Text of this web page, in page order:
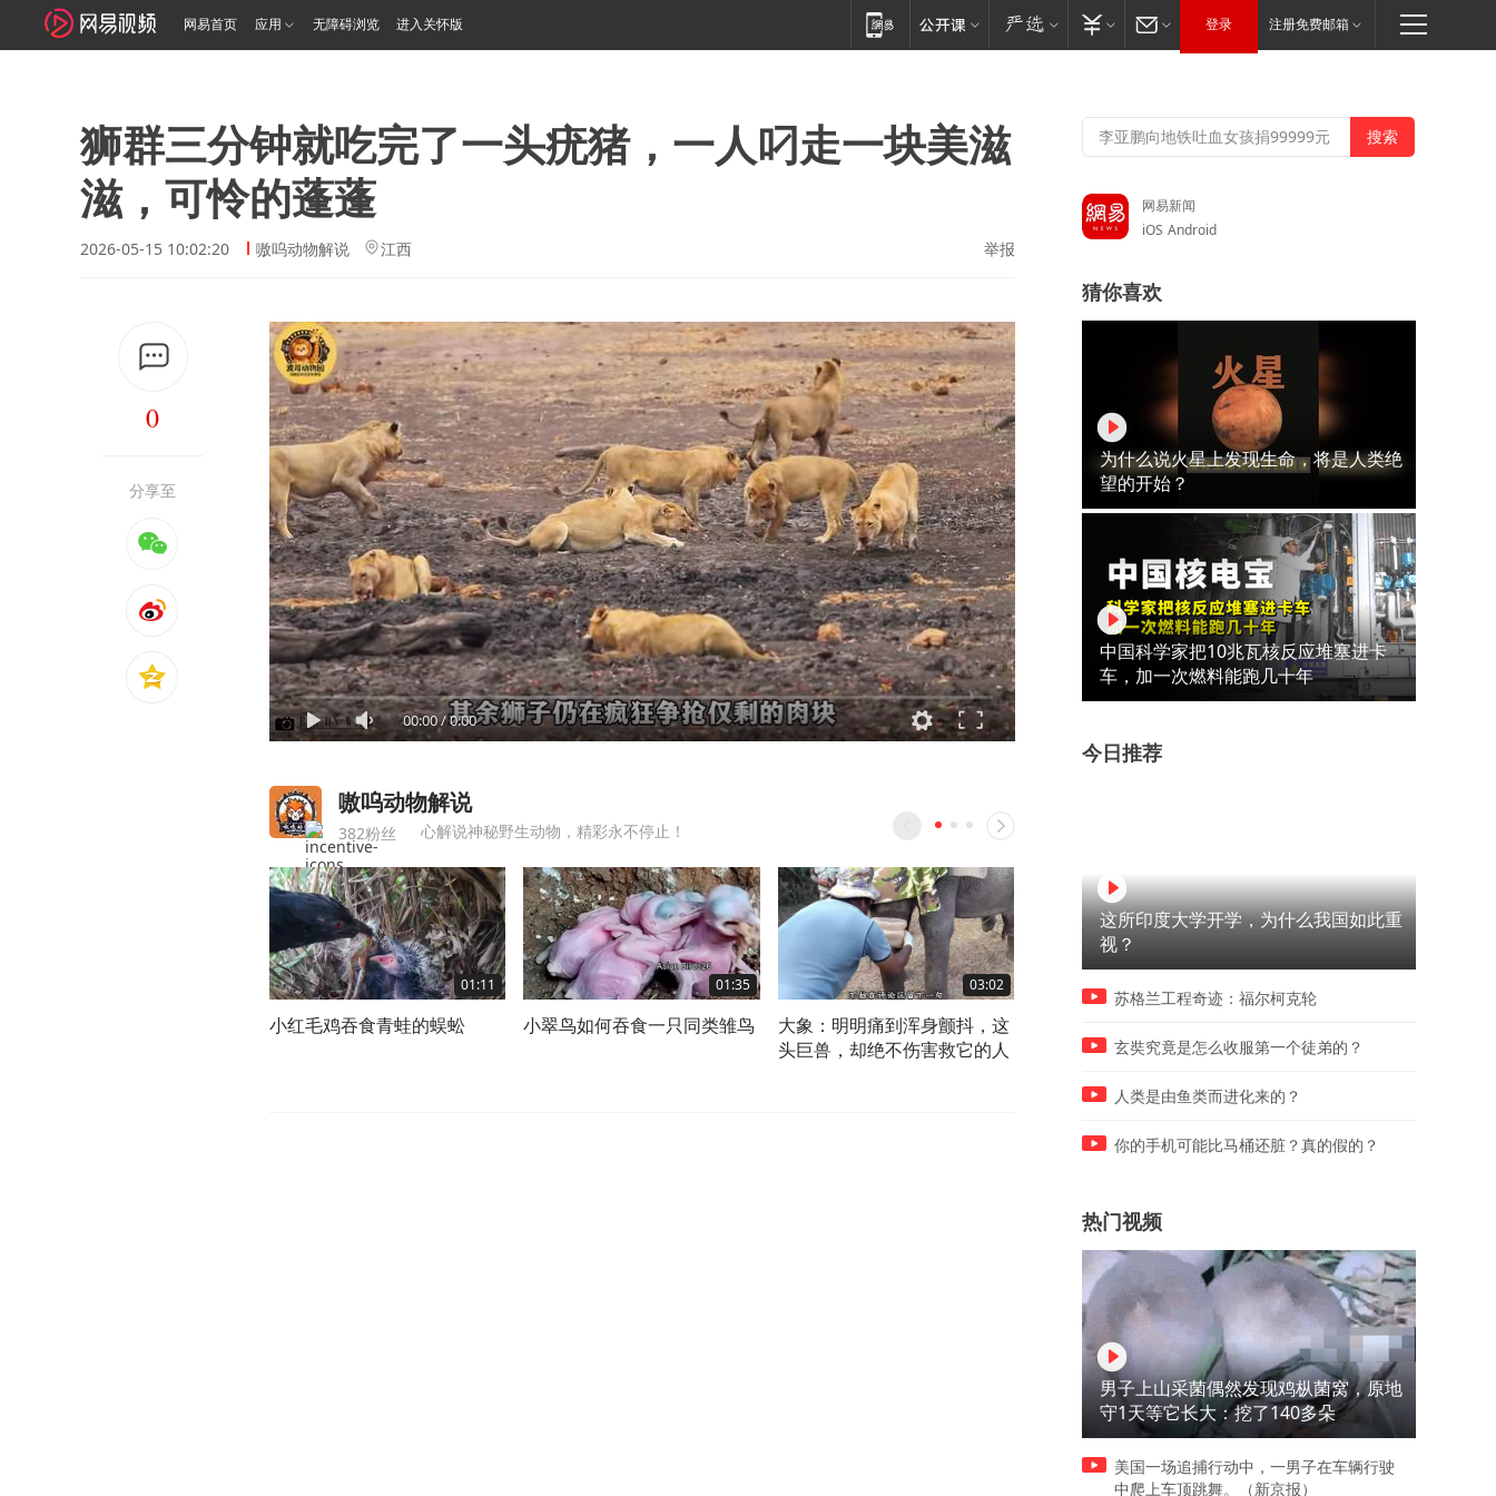
网易首页 应用 无障碍浏览 进入关怀版 登录 注册免费邮箱
狮群三分钟就吃完了一头疣猪，一人叼走一块美滋
滋，可怜的蓬蓬
2026-05-15 10:02:20 嗷呜动物解说 江西 举报
0
分享至
00:00/0:00
嗷呜动物解说
382粉丝 心解说神秘野生动物，精彩永不停止！
01:11
小红毛鸡吞食青蛙的蜈蚣
01:35
小翠鸟如何吞食一只同类雏鸟
03:02
大象：明明痛到浑身颤抖，这
头巨兽，却绝不伤害救它的人
焚，熊孩子竟在树顶
选
网易新闻
iOS Android
猜你喜欢
为什么说火星上发现生命，将是人类绝
望的开始？
中国科学家把10兆瓦核反应堆塞进卡
车，加一次燃料能跑几十年
今日推荐
这所印度大学开学，为什么我国如此重
视？
苏格兰工程奇迹：福尔柯克轮
玄奘究竟是怎么收服第一个徒弟的？
人类是由鱼类而进化来的？
你的手机可能比马桶还脏？真的假的？
热门视频
男子上山采菌偶然发现鸡枞菌窝，原地
守1天等它长大：挖了140多朵
美国一场追捕行动中，一男子在车辆行驶
中爬上车顶跳舞。（新京报）